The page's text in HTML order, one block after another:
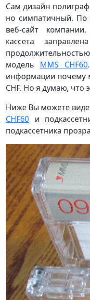
Сам дизайн
но симпатичный. По
веб-сайт
кассета
модель MMS CHF60
информации почему
CHF. Но я думаю, что
Ниже Вы можете
CHF60 и
подкассетника